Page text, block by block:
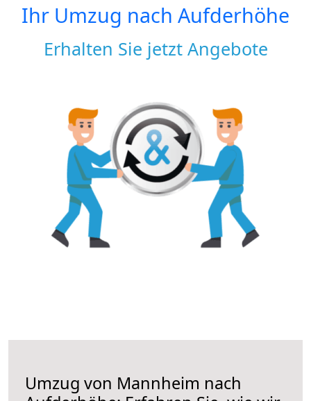
Ihr Umzug nach Aufderhöhe
Erhalten Sie jetzt Angebote
Umzug von Mannheim nach